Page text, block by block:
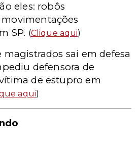
eles: robôs
SP. (Clique aqui)
magistrados sai em defesa
defensora de
de estupro em
aqui)